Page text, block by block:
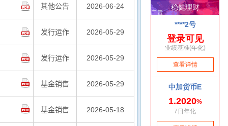
其他公告 2026-06-24
发行运作 2026-05-29
发行运作 2026-05-29
基金销售 2026-05-29
基金销售 2026-05-18